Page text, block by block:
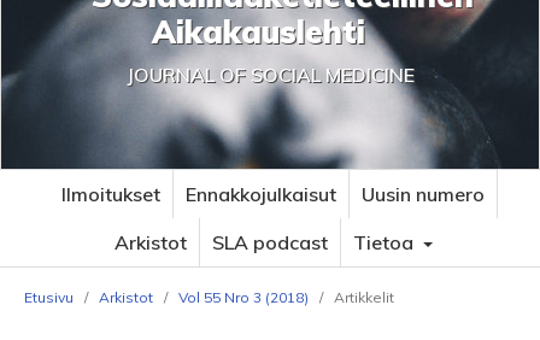
Aikakauslehti
JOURNAL OF SOCIAL MEDICINE
Ilmoitukset Ennakkojulkaisut
Uusin numero
Arkistot
SLA podcast Tietoa
Etusivu / Arkistot / Vol 55 Nro 3 (2018) / Artikkelit